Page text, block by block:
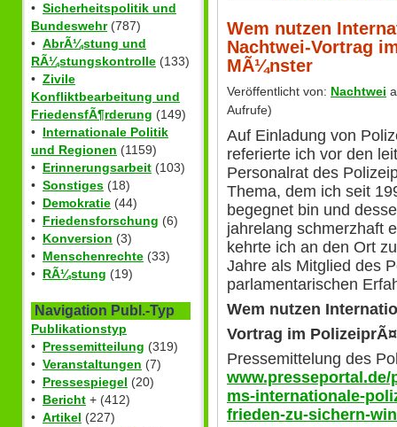
• Sicherheitspolitik und
Bundeswehr(787)
• AbrÃ¼stung und
RÃ¼stungskontrolle (133)
• Zivile
Konfliktbearbeitung und
FriedensfÃ¶rderung (149)
• Internationale Politik
und Regionen (1159)
• Erinnerungsarbeit (103)
• Sonstiges (18)
• Demokratie (44)
• Friedensforschung (6)
• Konversion (3)
• Menschenrechte (33)
• RÃ¼stung (19)
Navigation Publ.-Typ
Publikationstyp
• Pressemitteilung (319)
• Veranstaltungen (7)
• Pressespiegel (20)
• Bericht + (412)
• Artikel (227)
Wem nutzen
Nachtwei-Vortrag
MÃ¼nster
Veröffentlicht von: Nachtwei
Aufrufe)
Auf Einladung von
referierte ich vor den
Personalrat des
Thema, dem ich seit
begegnet bin und
jahrelang schmerzhaft
kehrte ich an den Ort
Jahre als Mitglied des
parlamentarischen
Wem nutzen
Vortrag im
Pressemittelung des
www.presseportal.de/
ms-internationale-
frieden-zu-sichern-